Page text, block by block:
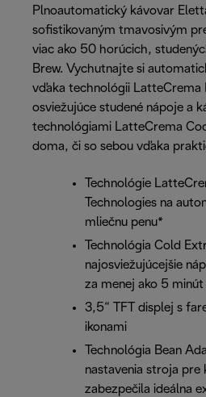
Plnoautomatický kávovar
sofistikovaným tmavosivým
viac ako 50 horúcich,
Brew. Vychutnajte si
vďaka technológii LatteCrema
osviežujúce studené nápoje a
technológiami LatteCrema
doma, či so sebou vďaka
Technológie
Technologies na
mliečnu penu*
Technológia Cold
najosviežujúcejšie
za menej ako 5 minút
3,5“ TFT displej s
ikonami
Technológia Bean
nastavenia stroja pre
zabezpečila ideálna